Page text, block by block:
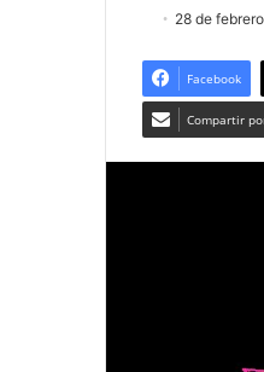
28 de
Facebook
Compartir